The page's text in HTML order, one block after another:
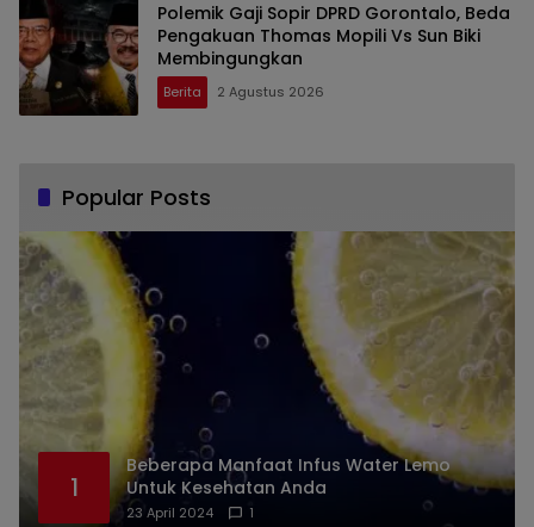
Polemik Gaji Sopir DPRD Gorontalo, Beda
Pengakuan Thomas Mopili Vs Sun Biki
Membingungkan
Berita 2 Agustus 2026
Popular Posts
1
Beberapa Manfaat Infus Water Lemo
Untuk Kesehatan Anda
23 April 2024 1